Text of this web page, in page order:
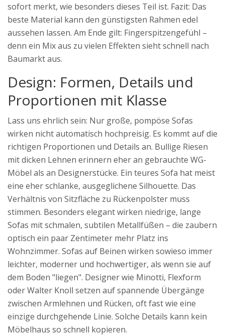
sofort merkt, wie besonders dieses Teil ist. Fazit: Das
beste Material kann den günstigsten Rahmen edel
aussehen lassen. Am Ende gilt: Fingerspitzengefühl –
denn ein Mix aus zu vielen Effekten sieht schnell nach
Baumarkt aus.
Design: Formen, Details und
Proportionen mit Klasse
Lass uns ehrlich sein: Nur große, pompöse Sofas
wirken nicht automatisch hochpreisig. Es kommt auf die
richtigen Proportionen und Details an. Bullige Riesen
mit dicken Lehnen erinnern eher an gebrauchte WG-
Möbel als an Designerstücke. Ein teures Sofa hat meist
eine eher schlanke, ausgeglichene Silhouette. Das
Verhältnis von Sitzfläche zu Rückenpolster muss
stimmen. Besonders elegant wirken niedrige, lange
Sofas mit schmalen, subtilen Metallfüßen – die zaubern
optisch ein paar Zentimeter mehr Platz ins
Wohnzimmer. Sofas auf Beinen wirken sowieso immer
leichter, moderner und hochwertiger, als wenn sie auf
dem Boden "liegen". Designer wie Minotti, Flexform
oder Walter Knoll setzen auf spannende Übergänge
zwischen Armlehnen und Rücken, oft fast wie eine
einzige durchgehende Linie. Solche Details kann kein
Möbelhaus so schnell kopieren.